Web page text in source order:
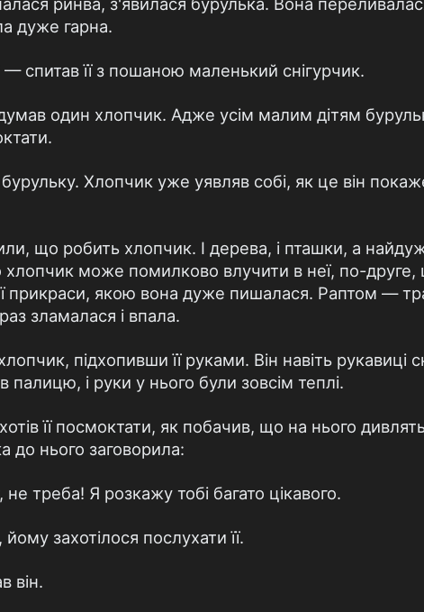
дуже гарна.
спитав її з пошаною маленький снігурчик.
один хлопчик. Адже усім малим дітям
Хлопчик уже уявляв собі, як це він
що робить хлопчик. І дерева, і пташки, а
може помилково влучити в неї, по-друге,
прикраси, якою вона дуже пишалася. Раптом —
зламалася і впала.
підхопивши її руками. Він навіть рукавиці
і руки у нього були зовсім теплі.
її посмоктати, як побачив, що на нього
до нього заговорила:
треба! Я розкажу тобі багато цікавого.
захотілося послухати її.
він.